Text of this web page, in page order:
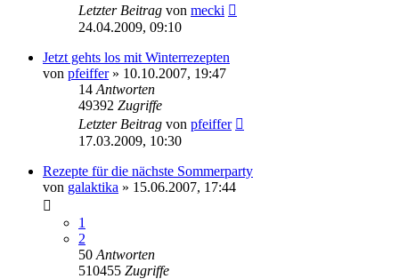
Letzter Beitrag von mecki
24.04.2009, 09:10
Jetzt gehts los mit Winterrezepten
von pfeiffer» 10.10.2007, 19:47
14 Antworten
49392 Zugriffe
Letzter Beitrag von pfeiffer
17.03.2009, 10:30
Rezepte für die nächste Sommerparty
von galaktika » 15.06.2007, 17:44
1
2
50 Antworten
510455 Zugriffe